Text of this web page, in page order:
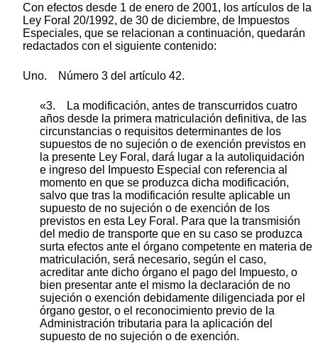
Con efectos desde 1 de enero de 2001, los artículos de la
Ley Foral 20/1992, de 30 de diciembre, de Impuestos
Especiales, que se relacionan a continuación, quedarán
redactados con el siguiente contenido:
Uno. Número 3 del artículo 42.
«3. La modificación, antes de transcurridos cuatro
años desde la primera matriculación definitiva, de las
circunstancias o requisitos determinantes de los
supuestos de no sujeción o de exención previstos en
la presente Ley Foral, dará lugar a la autoliquidación
e ingreso del Impuesto Especial con referencia al
momento en que se produzca dicha modificación,
salvo que tras la modificación resulte aplicable un
supuesto de no sujeción o de exención de los
previstos en esta Ley Foral. Para que la transmisión
del medio de transporte que en su caso se produzca
surta efectos ante el órgano competente en materia de
matriculación, será necesario, según el caso,
acreditar ante dicho órgano el pago del Impuesto, o
bien presentar ante el mismo la declaración de no
sujeción o exención debidamente diligenciada por el
órgano gestor, o el reconocimiento previo de la
Administración tributaria para la aplicación del
supuesto de no sujeción o de exención.